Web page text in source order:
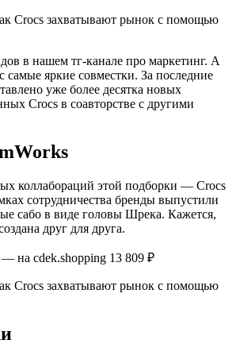
в нашем тг-канале про маркетинг. А
самые яркие совместки. За последние
уже более десятка новых
Crocs в соавторстве с другими
коллабораций этой подборки — Crocs
сотрудничества бренды выпустили
сабо в виде головы Шрека. Кажется,
друг для друга.
на cdek.shopping 13 809 ₽